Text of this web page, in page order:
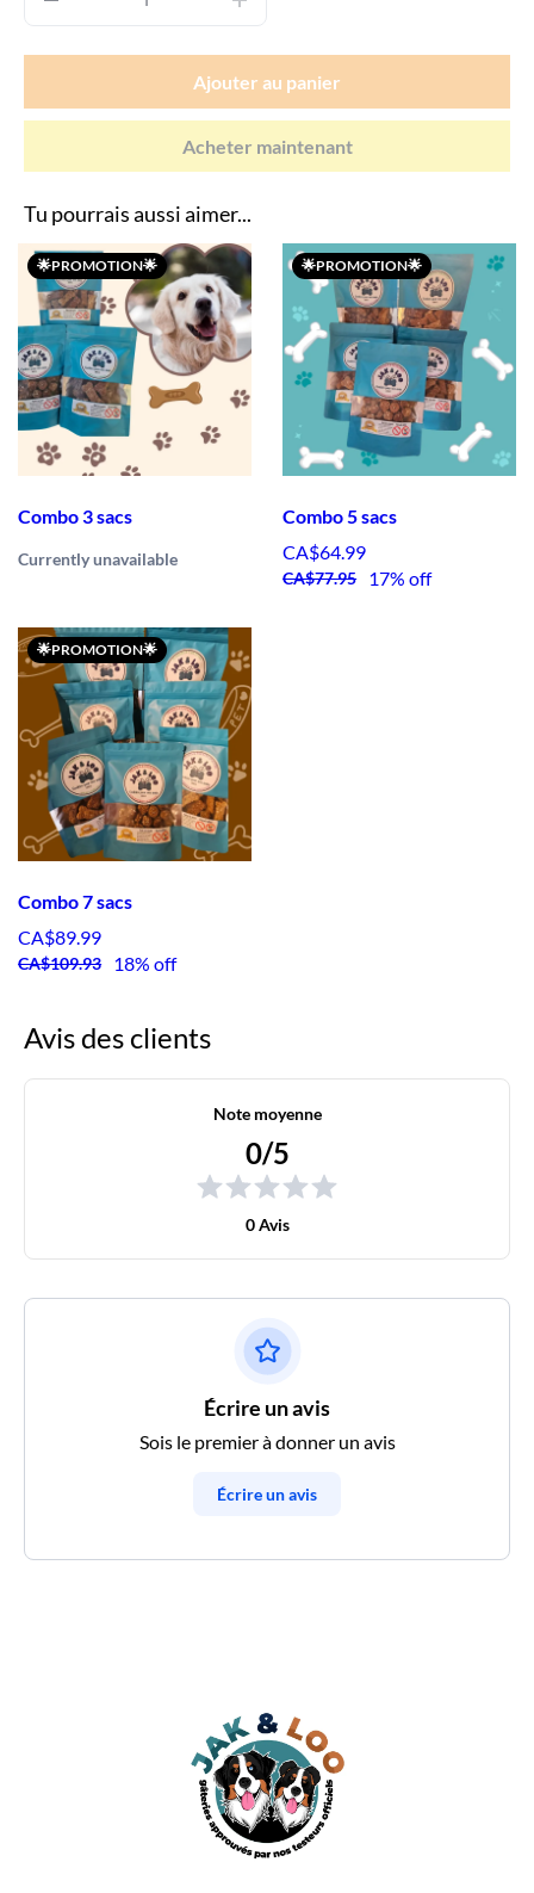
Ajouter au panier
Acheter maintenant
Tu pourrais aussi aimer...
🌟PROMOTION🌟
Combo 3 sacs
Currently unavailable
🌟PROMOTION🌟
Combo 5 sacs
CA$64.99
CA$77.95 17% off
🌟PROMOTION🌟
Combo 7 sacs
CA$89.99
CA$109.93 18% off
Avis des clients
Note moyenne
0/5
0 Avis
Écrire un avis
Sois le premier à donner un avis
Écrire un avis